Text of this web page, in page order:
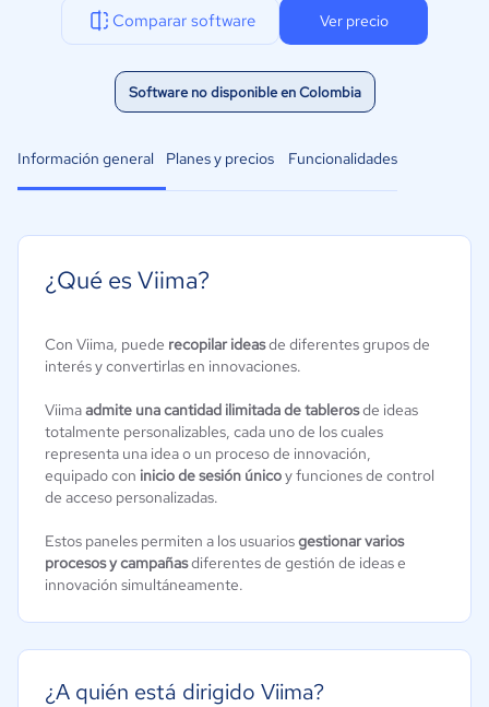
Comparar software Ver precio
Software no disponible en Colombia
Información general Planes y precios Funcionalidades
¿Qué es Viima?
Con Viima, puede recopilar ideasde diferentes grupos de
interés y convertirlas en innovaciones.
Viimaadmite una cantidad ilimitada de tablerosde ideas
totalmente personalizables, cada uno de los cuales
representa una idea o un proceso de innovación,
equipado con inicio de sesión únicoy funciones de control
de acceso personalizadas.
Estos paneles permiten a los usuariosgestionar varios
procesos y campañasdiferentes de gestión de ideas e
innovación simultáneamente.
¿A quién está dirigido Viima?